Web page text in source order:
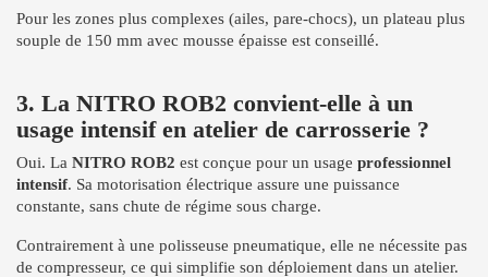
Pour les zones plus complexes (ailes, pare-chocs), un plateau plus
souple de 150 mm avec mousse épaisse est conseillé.
3. La NITRO ROB2 convient-elle à un
usage intensif en atelier de carrosserie ?
Oui. La NITRO ROB2 est conçue pour un usage professionnel
intensif. Sa motorisation électrique assure une puissance
constante, sans chute de régime sous charge.
Contrairement à une polisseuse pneumatique, elle ne nécessite pas
de compresseur, ce qui simplifie son déploiement dans un atelier.